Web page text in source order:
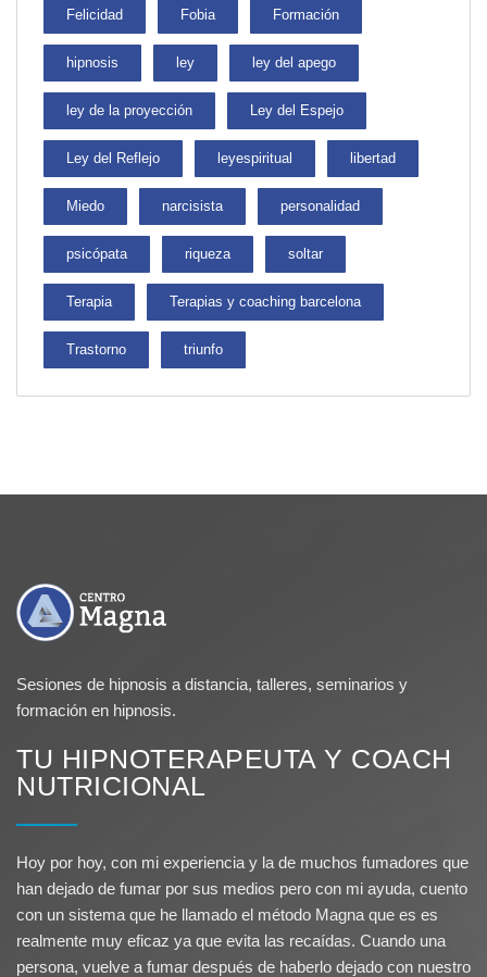
Felicidad Fobia Formación
hipnosis ley ley del apego
ley de la proyección Ley del Espejo
Ley del Reflejo leyespiritual libertad
Miedo narcisista personalidad
psicópata riqueza soltar
Terapia Terapias y coaching barcelona
Trastorno triunfo
Sesiones de hipnosis a distancia, talleres, seminarios y
formación en hipnosis.
TU HIPNOTERAPEUTA Y COACH
NUTRICIONAL
Hoy por hoy, con mi experiencia y la de muchos fumadores que
han dejado de fumar por sus medios pero con mi ayuda, cuento
con un sistema que he llamado el método Magna que es es
realmente muy eficaz ya que evita las recaídas. Cuando una
persona, vuelve a fumar después de haberlo dejado con nuestro